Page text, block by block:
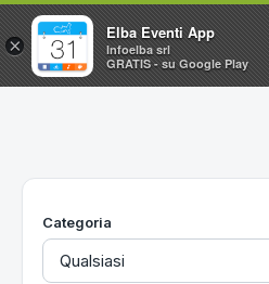
Home
Utilità
Categoria
×
Elba Eventi App
Infoelba srl
GRATIS - su Google Play